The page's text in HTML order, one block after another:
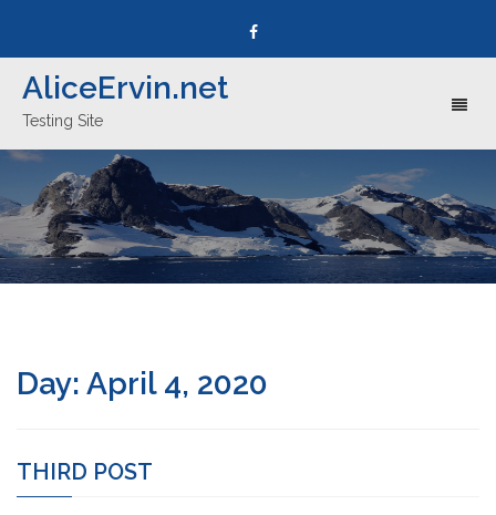
AliceErvin.net
Testing Site
Day: April 4, 2020
THIRD POST